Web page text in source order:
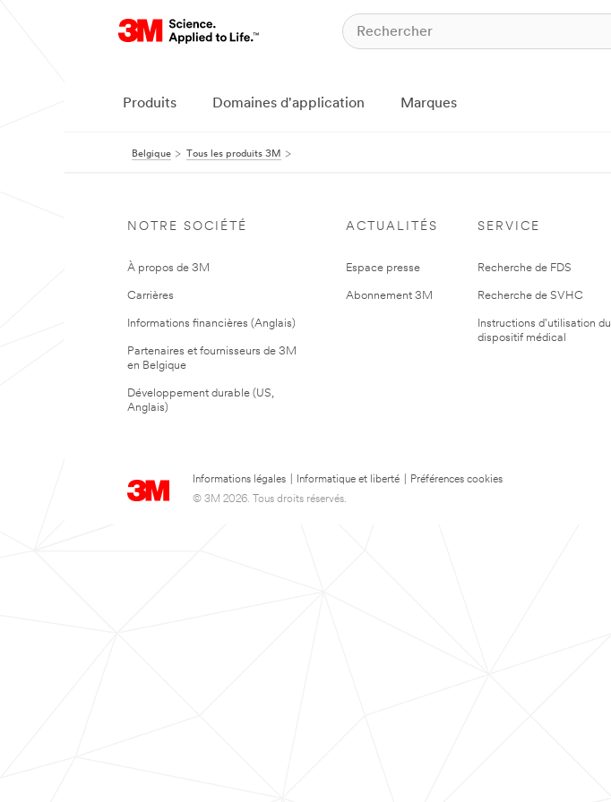
Produits Domaines d'application Marques
Belgique Tous les produits 3M
NOTRE SOCIÉTÉ
À propos de 3M
Carrières
Informations financières (Anglais)
Partenaires et fournisseurs de 3M
en Belgique
Développement durable (US,
Anglais)
ACTUALITÉS
Espace presse
Abonnement 3M
SERVICE
Recherche de FDS
Recherche de SVHC
Instructions d'utilisation du
dispositif médical
Informations légales Informatique et liberté
Préférences cookies
© 3M 2026. Tous droits réservés.